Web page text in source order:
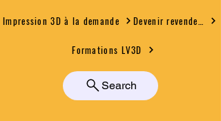
Impression 3D à la demande
Formations LV3D
Search